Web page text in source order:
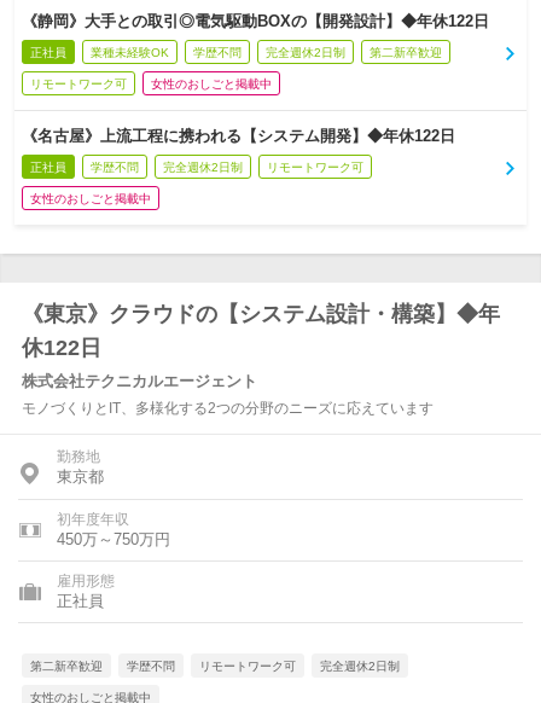
《静岡》大手との取引◎電気駆動BOXの【開発設計】◆年休122日
正社員 業種未経験OK 学歴不問 完全週休2日制 第二新卒歓迎
リモートワーク可 女性のおしごと掲載中
《名古屋》上流工程に携われる【システム開発】◆年休122日
正社員 学歴不問 完全週休2日制 リモートワーク可
女性のおしごと掲載中
《東京》クラウドの【システム設計・構築】◆年
休122日
株式会社テクニカルエージェント
モノづくりとIT、多様化する2つの分野のニーズに応えています
勤務地
東京都
初年度年収
450万～750万円
雇用形態
正社員
第二新卒歓迎 学歴不問 リモートワーク可 完全週休2日制
女性のおしごと掲載中